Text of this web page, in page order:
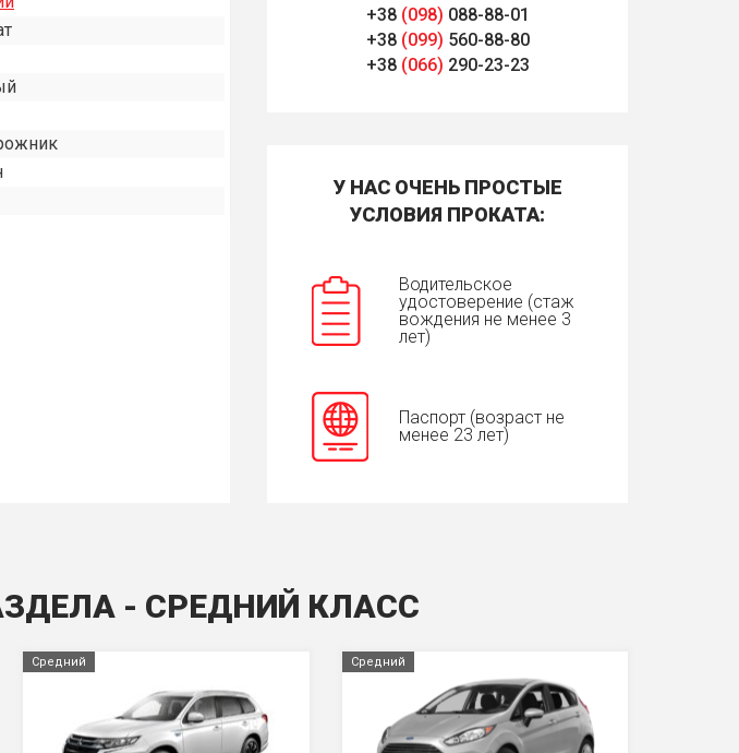
+38 (098) 088-88-01
+38 (099) 560-88-80
+38 (066) 290-23-23
У НАС ОЧЕНЬ ПРОСТЫЕ
УСЛОВИЯ ПРОКАТА:
Водительское
удостоверение (стаж
вождения не менее 3
лет)
Паспорт (возраст не
менее 23 лет)
- СРЕДНИЙ КЛАСС
Средний Средний